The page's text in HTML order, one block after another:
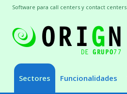
Sectores Funcionalidades
Software para call centers y contact centers